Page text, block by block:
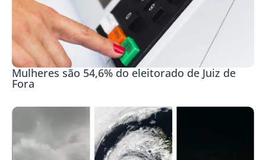
Mulheres são 54,6% do eleitorado de Juiz de
Fora